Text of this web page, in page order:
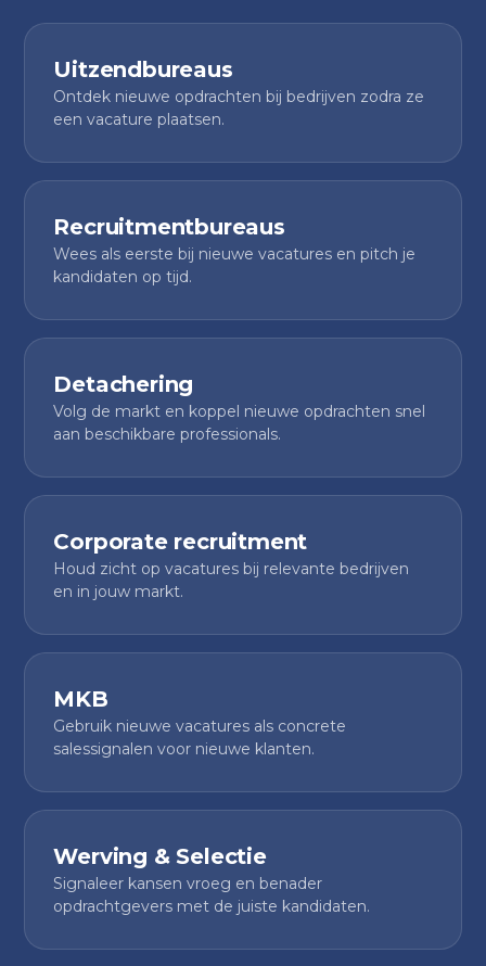
Uitzendbureaus
Ontdek nieuwe opdrachten bij bedrijven zodra ze
een vacature plaatsen.
Recruitmentbureaus
Wees als eerste bij nieuwe vacatures en pitch je
kandidaten op tijd.
Detachering
Volg de markt en koppel nieuwe opdrachten snel
aan beschikbare professionals.
Corporate recruitment
Houd zicht op vacatures bij relevante bedrijven
en in jouw markt.
MKB
Gebruik nieuwe vacatures als concrete
salessignalen voor nieuwe klanten.
Werving & Selectie
Signaleer kansen vroeg en benader
opdrachtgevers met de juiste kandidaten.